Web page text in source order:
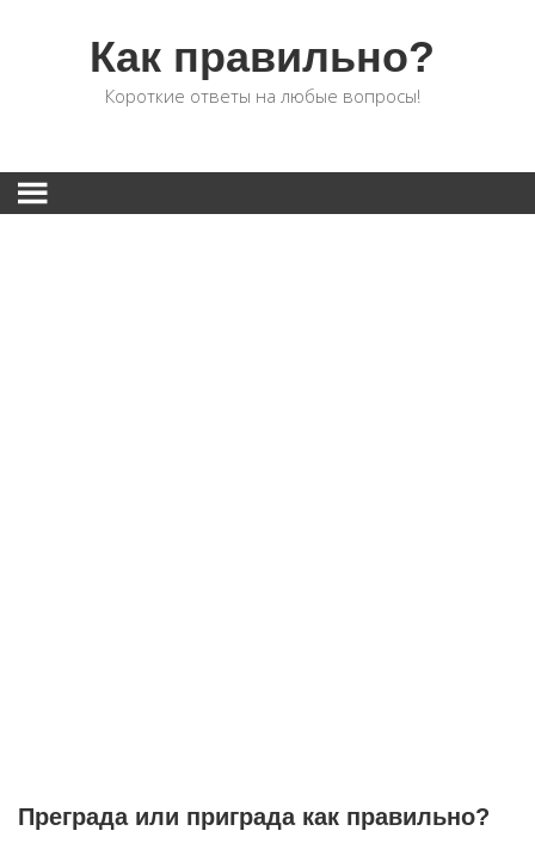
Как правильно?
Короткие ответы на любые вопросы!
Преграда или приграда как правильно?